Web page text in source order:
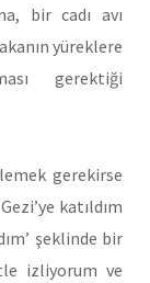
bir cadı avı
yüreklere
gerektiği
gerekirse
katıldım
şeklinde bir
izliyorum ve